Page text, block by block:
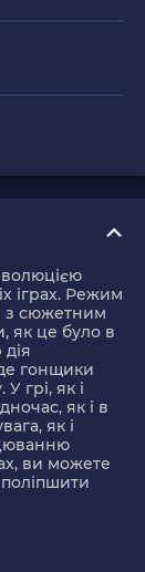
іграх. Режим
з сюжетним
як це було в
гонщики
грі, як і
як і в
як і
ви можете
поліпшити